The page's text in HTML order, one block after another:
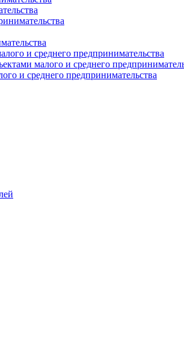
и среднего предпринимательства
малого и среднего
и среднего предпринимательства